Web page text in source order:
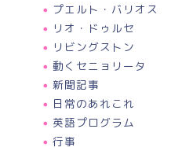
プエルト・バリオス
リオ・ドゥルセ
リビングストン
動くセニョリータ
新聞記事
日常のあれこれ
英語プログラム
行事